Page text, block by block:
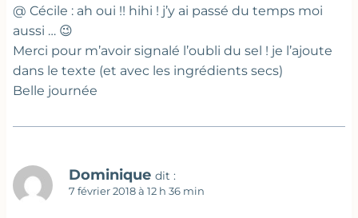
@ Cécile : ah oui !! hihi ! j’y ai passé du temps moi
aussi … 😉
Merci pour m’avoir signalé l’oubli du sel ! je l’ajoute
dans le texte (et avec les ingrédients secs)
Belle journée
Dominique dit :
7 février 2018 à 12 h 36 min